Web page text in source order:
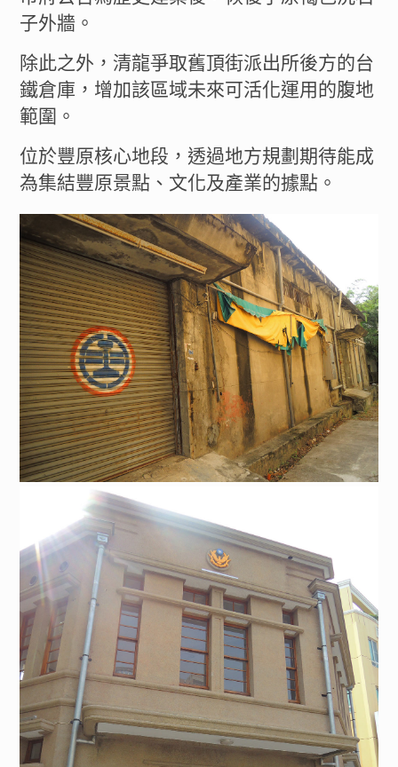
子外牆。
除此之外，清龍爭取舊頂街派出所後方的台
鐵倉庫，增加該區域未來可活化運用的腹地
範圍。
位於豐原核心地段，透過地方規劃期待能成
為集結豐原景點、文化及產業的據點。